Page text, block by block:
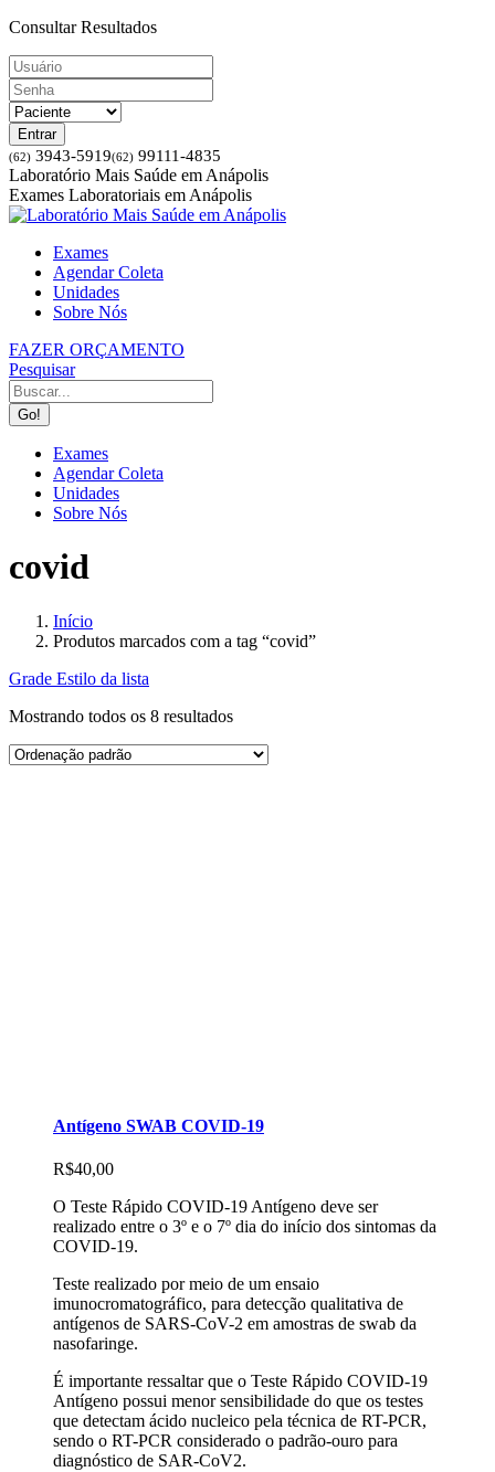
Pular
o
conteúdo
Consultar Resultados
Entrar
(62) 3943-5919(62) 99111-4835
Facebook
Instagram
Laboratório Mais Saúde em Anápolis
Exames Laboratoriais em Anápolis
Exames
Agendar Coleta
Unidades
Sobre Nós
FAZER ORÇAMENTO
Buscar
Pesquisar
Exames
Agendar Coleta
Unidades
Sobre Nós
covid
Início
Produtos marcados com a tag “covid”
Grade Estilo da lista
Mostrando todos os 8 resultados
Antígeno SWAB COVID-19
R$40,00
O Teste Rápido COVID-19 Antígeno deve ser
realizado entre o 3º e o 7º dia do início dos sintomas da
COVID-19.
Teste realizado por meio de um ensaio
imunocromatográfico, para detecção qualitativa de
antígenos de SARS-CoV-2 em amostras de swab da
nasofaringe.
É importante ressaltar que o Teste Rápido COVID-19
Antígeno possui menor sensibilidade do que os testes
que detectam ácido nucleico pela técnica de RT-PCR,
sendo o RT-PCR considerado o padrão-ouro para
diagnóstico de SAR-CoV2.